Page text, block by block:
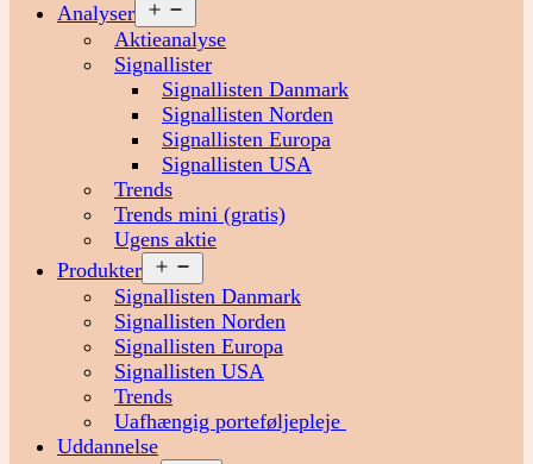
Analyser
menu
Aktieanalyse
Signallister
Signallisten Danmark
Signallisten Norden
Signallisten Europa
Signallisten USA
Trends
Trends mini (gratis)
Ugens aktie
Produkter
menu
Signallisten Danmark
Signallisten Norden
Signallisten Europa
Signallisten USA
Trends
Uafhængig porteføljepleje
Uddannelse